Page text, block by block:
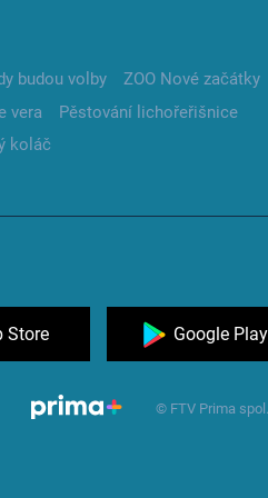
budou volby
ZOO Nové začátky
vera
Pěstování lichořeřišnice
koláč
Store Google Play
© FTV Prima